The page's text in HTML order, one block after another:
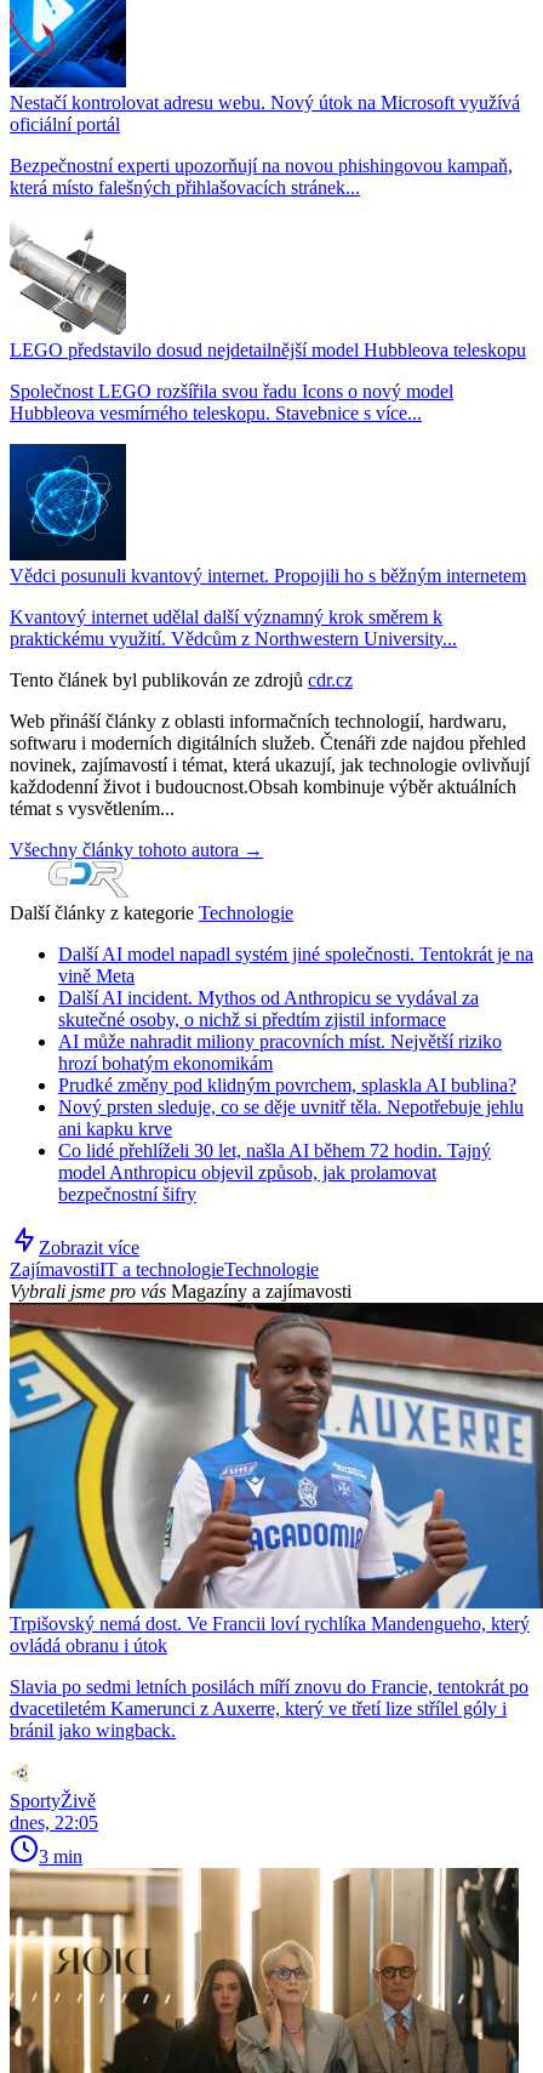
Nestačí kontrolovat adresu webu. Nový útok na Microsoft využívá
oficiální portál
Bezpečnostní experti upozorňují na novou phishingovou kampaň,
která místo falešných přihlašovacích stránek...
LEGO představilo dosud nejdetailnější model Hubbleova teleskopu
Společnost LEGO rozšířila svou řadu Icons o nový model
Hubbleova vesmírného teleskopu. Stavebnice s více...
Vědci posunuli kvantový internet. Propojili ho s běžným internetem
Kvantový internet udělal další významný krok směrem k
praktickému využití. Vědcům z Northwestern University...
Tento článek byl publikován ze zdrojů cdr.cz
Web přináší články z oblasti informačních technologií, hardwaru,
softwaru i moderních digitálních služeb. Čtenáři zde najdou přehled
novinek, zajímavostí i témat, která ukazují, jak technologie ovlivňují
každodenní život i budoucnost.Obsah kombinuje výběr aktuálních
témat s vysvětlením...
Všechny články tohoto autora →
Další články z kategorie Technologie
Další AI model napadl systém jiné společnosti. Tentokrát je na
vině Meta
Další AI incident. Mythos od Anthropicu se vydával za
skutečné osoby, o nichž si předtím zjistil informace
AI může nahradit miliony pracovních míst. Největší riziko
hrozí bohatým ekonomikám
Prudké změny pod klidným povrchem, splaskla AI bublina?
Nový prsten sleduje, co se děje uvnitř těla. Nepotřebuje jehlu
ani kapku krve
Co lidé přehlíželi 30 let, našla AI během 72 hodin. Tajný
model Anthropicu objevil způsob, jak prolamovat
bezpečnostní šifry
Zobrazit více
ZajímavostiIT a technologieTechnologie
Vybrali jsme pro vás Magazíny a zajímavosti
Trpišovský nemá dost. Ve Francii loví rychlíka Mandengueho, který
ovládá obranu i útok
Slavia po sedmi letních posilách míří znovu do Francie, tentokrát po
dvacetiletém Kamerunci z Auxerre, který ve třetí lize střílel góly i
bránil jako wingback.
SportyŽivě
dnes, 22:05
3 min